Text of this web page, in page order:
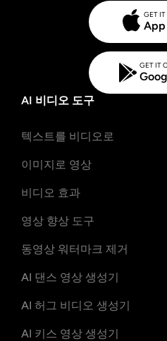
GET IT
GET IT
AI 비디오 도구
텍스트를 비디오로
이미지로 영상
비디오 효과
영상 향상 도구
동영상 워터마크 제거
AI 댄스 영상 생성기
AI 허그 비디오 생성기
AI 키스 영상 생성기